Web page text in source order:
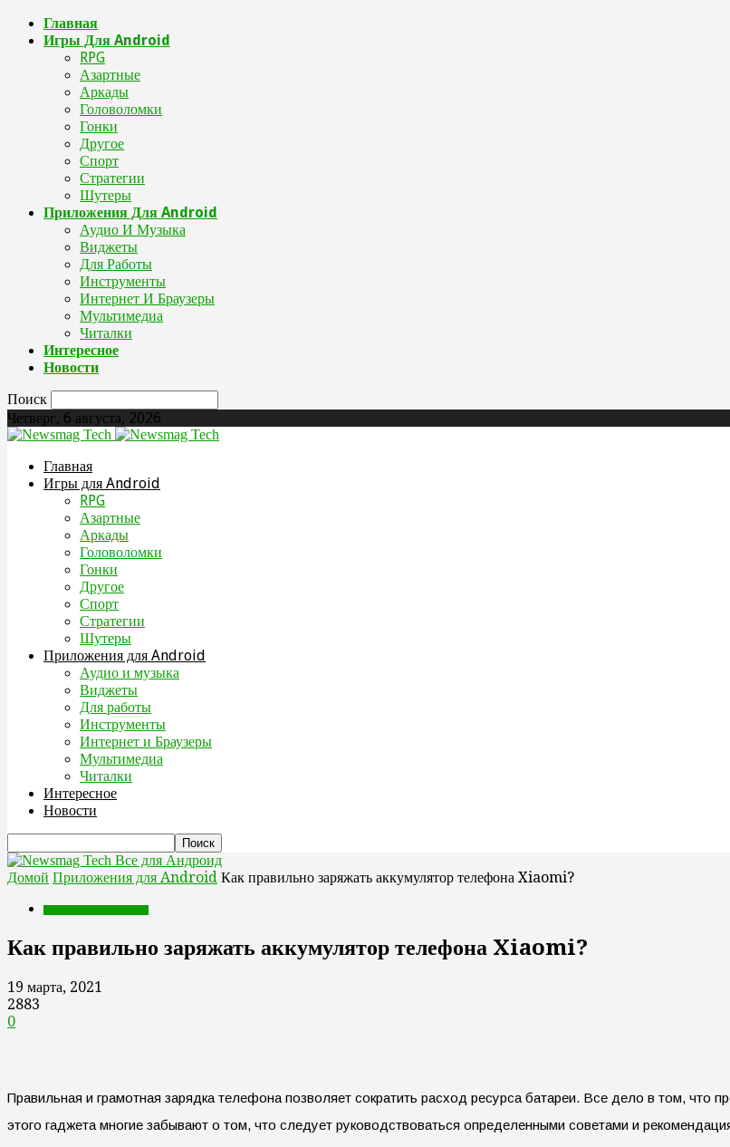
Главная
Игры Для Android
RPG
Азартные
Аркады
Головоломки
Гонки
Другое
Спорт
Стратегии
Шутеры
Приложения Для Android
Аудио И Музыка
Виджеты
Для Работы
Инструменты
Интернет И Браузеры
Мультимедиа
Читалки
Интересное
Новости
Поиск
Четверг, 6 августа, 2026
Главная
Игры для Android
RPG
Азартные
Аркады
Головоломки
Гонки
Другое
Спорт
Стратегии
Шутеры
Приложения для Android
Аудио и музыка
Виджеты
Для работы
Инструменты
Интернет и Браузеры
Мультимедиа
Читалки
Интересное
Новости
Все для Андроид
Домой Приложения для Android Как правильно заряжать аккумулятор телефона Xiaomi?
Как правильно заряжать аккумулятор телефона Xiaomi?
19 марта, 2021
2883
0
Правильная и грамотная зарядка телефона позволяет сократить расход ресурса батареи. Все дело в том, что
этого гаджета многие забывают о том, что следует руководствоваться определенными советами и